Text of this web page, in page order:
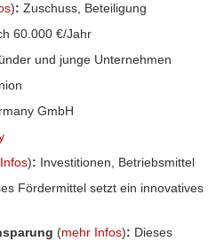
): Zuschuss, Beteiligung
60.000 €/Jahr
und junge Unternehmen
GmbH
): Investitionen, Betriebsmittel
Fördermittel setzt ein innovatives
(mehr Infos): Dieses